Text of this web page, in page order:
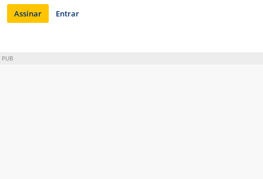
A “crise” da água em Almada: ilações e ensinamentos necessários
para o futuro
Assinar Entrar
PUB